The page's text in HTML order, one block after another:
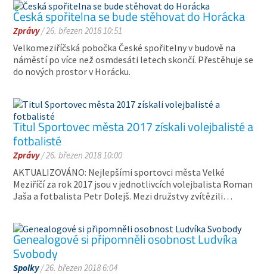
Česká spořitelna se bude stěhovat do Horácka
Zprávy/ 26. březen 2018 10:51
Velkomeziříčská pobočka České spořitelny v budově na
náměstí po více než osmdesáti letech skončí. Přestěhuje se
do nových prostor v Horácku.
Titul Sportovec města 2017 získali volejbalisté a
fotbalisté
Zprávy/ 26. březen 2018 10:00
AKTUALIZOVÁNO: Nejlepšími sportovci města Velké
Meziříčí za rok 2017 jsou v jednotlivcích volejbalista Roman
Jaša a fotbalista Petr Dolejš. Mezi družstvy zvítězili…
Genealogové si připomněli osobnost Ludvíka
Svobody
Spolky/ 26. březen 2018 6:04